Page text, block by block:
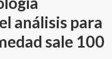
análisis para
sale 100